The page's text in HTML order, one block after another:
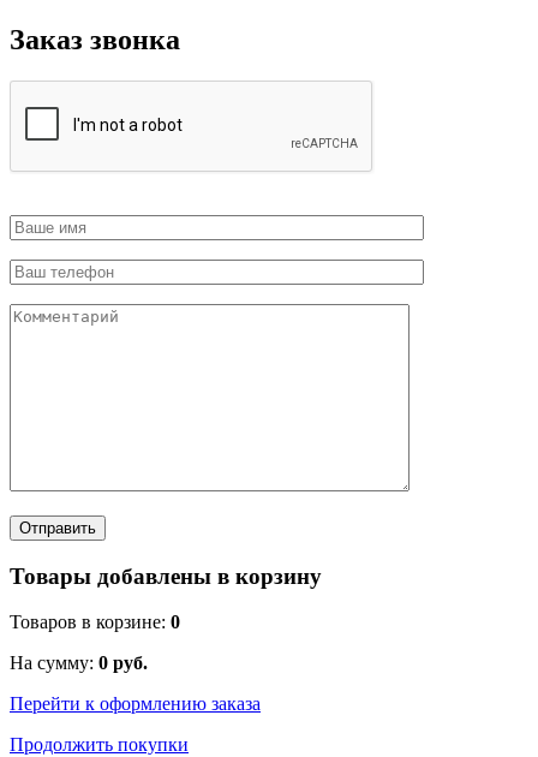
Заказ звонка
Товары добавлены в корзину
Товаров в корзине: 0
На сумму: 0 руб.
Перейти к оформлению заказа
Продолжить покупки